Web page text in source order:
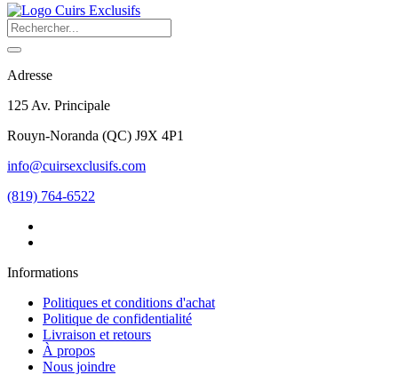
Adresse
125 Av. Principale
Rouyn-Noranda (QC) J9X 4P1
info@cuirsexclusifs.com
(819) 764-6522
Informations
Politiques et conditions d'achat
Politique de confidentialité
Livraison et retours
À propos
Nous joindre